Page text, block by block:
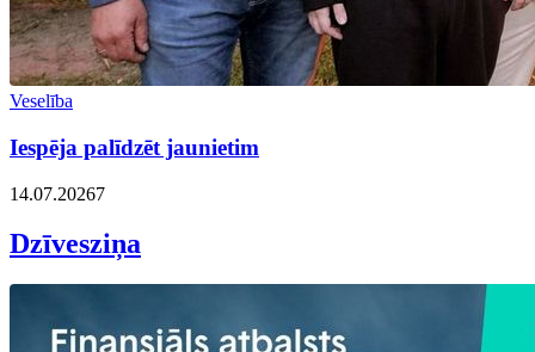
Veselība
Iespēja palīdzēt jaunietim
14.07.20267
Dzīvesziņa